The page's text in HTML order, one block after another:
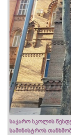
საჯარო სკოლის
სამინისტროს